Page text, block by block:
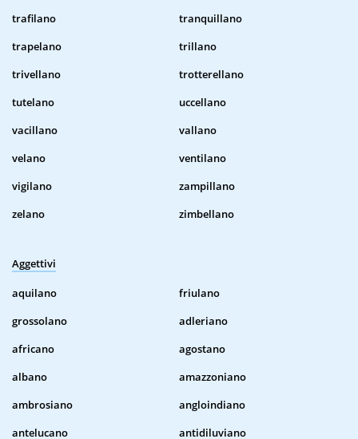
trafilano
tranquillano
trapelano
trillano
trivellano
trotterellano
tutelano
uccellano
vacillano
vallano
velano
ventilano
vigilano
zampillano
zelano
zimbellano
Aggettivi
aquilano
friulano
grossolano
adleriano
africano
agostano
albano
amazzoniano
ambrosiano
angloindiano
antelucano
antidiluviano